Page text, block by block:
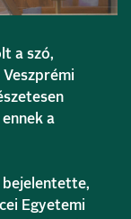
a szó,
a
bejelentette,
Egyetemi